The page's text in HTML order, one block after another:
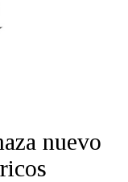
nuevo